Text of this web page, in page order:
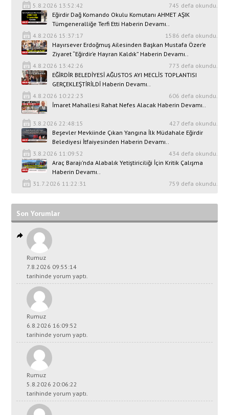
5.8.2026 13:52:42
745 defa okundu.
Eğirdir Dağ Komando Okulu Komutanı AHMET AŞIK
Tümgeneralliğe Terfi Etti Haberin Devamı..
4.8.2026 15:37:17
1586 defa okundu.
Hayırsever Erdoğmuş Ailesinden Başkan Mustafa Özer’e
Ziyaret “Eğirdir’e Hayran Kaldık” Haberin Devamı..
4.8.2026 13:42:26
773 defa okundu.
EĞİRDİR BELEDİYESİ AĞUSTOS AYI MECLİS TOPLANTISI
GERÇEKLEŞTİRİLDİ Haberin Devamı..
4.8.2026 10:22:23
606 defa okundu.
İmaret Mahallesi Rahat Nefes Alacak Haberin Devamı..
3.8.2026 22:48:15
427 defa okundu.
Beşevler Mevkiinde Çıkan Yangına İlk Müdahale Eğirdir
Belediyesi İtfaiyesinden Haberin Devamı..
3.8.2026 11:09:52
434 defa okundu.
Araç Barajı'nda Alabalık Yetiştiriciliği İçin Kritik Çalışma
Haberin Devamı..
31.7.2026 11:22:31
759 defa okundu.
Son Yorumlar
Rumuz
7.8.2026 09:55:14
tarihinde yorum yaptı.
Rumuz
6.8.2026 16:09:52
tarihinde yorum yaptı.
Rumuz
5.8.2026 20:06:22
tarihinde yorum yaptı.